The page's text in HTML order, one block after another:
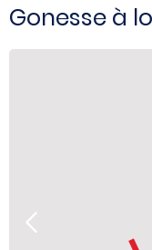
Gonesse à